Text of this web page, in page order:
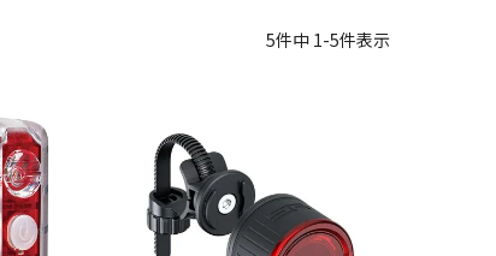
5件中 1-5件表示